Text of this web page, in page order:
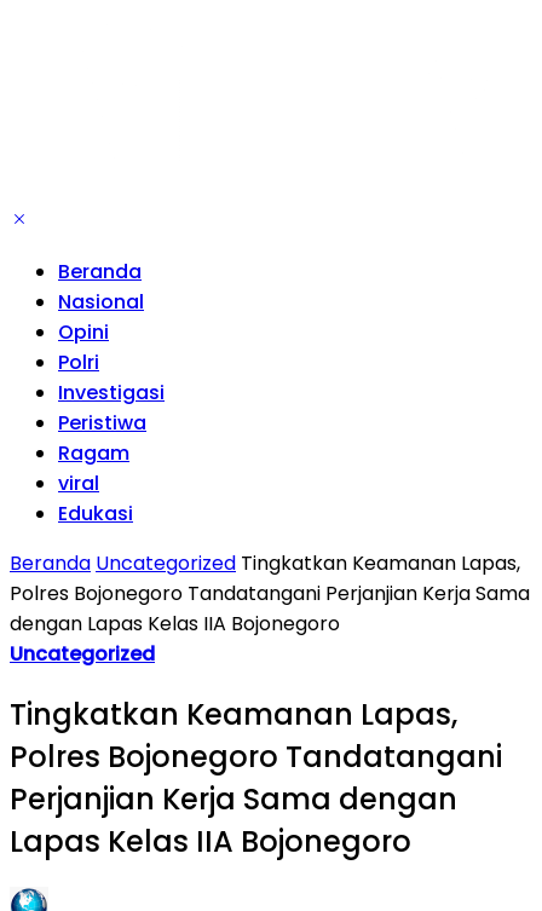
Beranda
Nasional
Opini
Polri
Investigasi
Peristiwa
Ragam
viral
Edukasi
Beranda Uncategorized Tingkatkan Keamanan Lapas,
Polres Bojonegoro Tandatangani Perjanjian Kerja Sama
dengan Lapas Kelas IIA Bojonegoro
Uncategorized
Tingkatkan Keamanan Lapas,
Polres Bojonegoro Tandatangani
Perjanjian Kerja Sama dengan
Lapas Kelas IIA Bojonegoro